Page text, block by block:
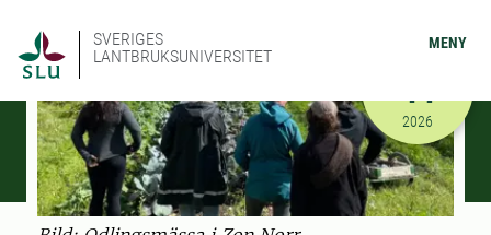
SVERIGES
LANTBRUKSUNIVERSITET
MENY
2026-03-
14
2026